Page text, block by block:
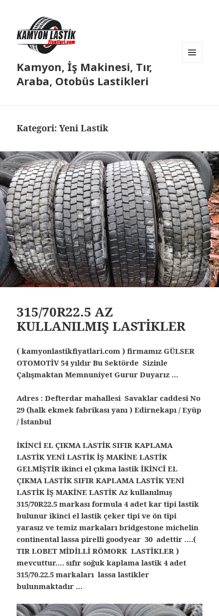
Kamyon, İş Makinesi, Tır,
Araba, Otobüs Lastikleri
Kategori:Yeni Lastik
315/70R22.5 AZ
KULLANILMIŞ LASTİKLER
( kamyonlastikfiyatlari.com ) firmamız GÜLSER
OTOMOTİV 54 yıldır Bu Sektörde Sizinle
Çalışmaktan Memnuniyet Gurur Duyarız …
Adres : Defterdar mahallesi Savaklar caddesi No
29 (halk ekmek fabrikası yanı ) Edirnekapı / Eyüp
/ İstanbul
İKİNCİ EL ÇIKMA LASTİK SIFIR KAPLAMA
LASTİK YENİ LASTİK İŞ MAKİNE LASTİK
GELMİŞTİR ikinci el çıkma lastik İKİNCİ EL
ÇIKMA LASTİK SIFIR KAPLAMA LASTİK YENİ
LASTİK İŞ MAKİNE LASTİK Az kullanılmış
315/70R22.5 markası formula 4 adet kar tipi lastik
bulunur ikinci el lastik çeker tipi ve ön tipi
yarasız ve temiz markaları bridgestone michelin
continental lassa pirelli goodyear 30 adettir ….(
TIR LOBET MİDİLLİ RÖMORK LASTİKLER )
mevcuttur…. sıfır soğuk kaplama lastik 4 adet
315/70.22.5 markaları lassa lastikler
bulunmaktadır …